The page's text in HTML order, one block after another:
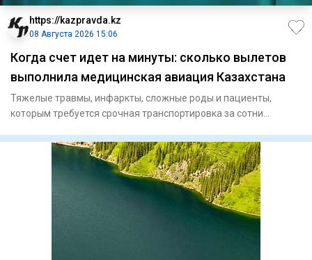
https://kazpravda.kz
08 Августа 2026 15:06
Когда счет идет на минуты: сколько вылетов
выполнила медицинская авиация Казахстана
Тяжелые травмы, инфаркты, сложные роды и пациенты,
которым требуется срочная транспортировка за сотни